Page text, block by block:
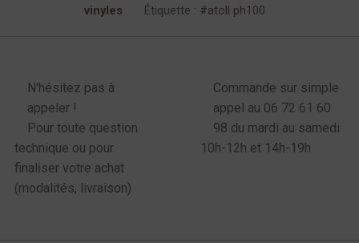
vinyles
Étiquette : atoll ph100
N'hésitez pas à
appeler !
Pour toute question
technique ou pour
finaliser votre achat
(modalités, livraison)
Commande sur simple
appel au 06 72 61 60
98 du mardi au samedi
10h-12h et 14h-19h